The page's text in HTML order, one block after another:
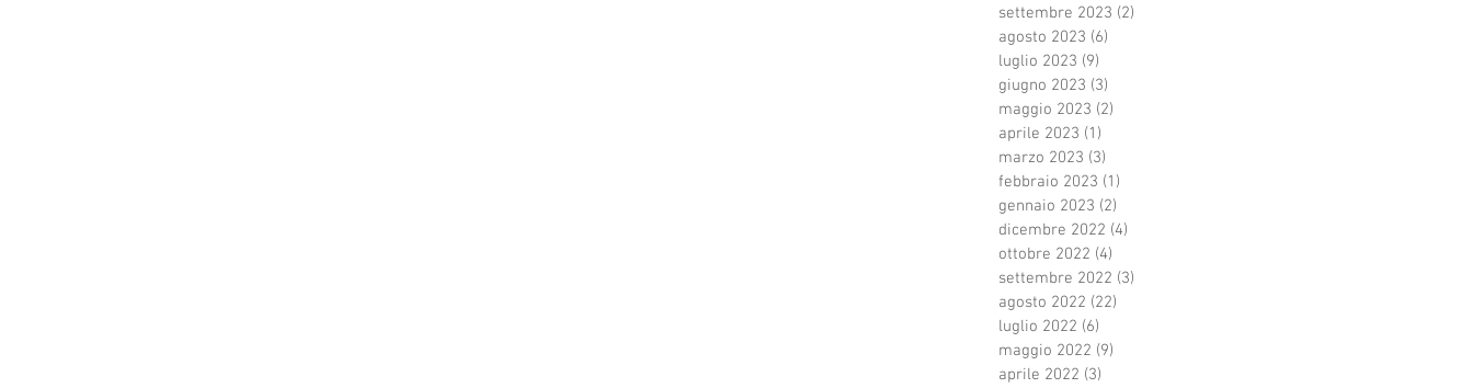
settembre 2023 (2)
agosto 2023 (6)
luglio 2023 (9)
giugno 2023 (3)
maggio 2023 (2)
aprile 2023 (1)
marzo 2023 (3)
febbraio 2023 (1)
gennaio 2023 (2)
dicembre 2022 (4)
ottobre 2022 (4)
settembre 2022 (3)
agosto 2022 (22)
luglio 2022 (6)
maggio 2022 (9)
aprile 2022 (3)